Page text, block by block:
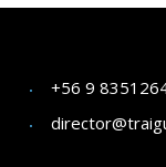
+56 9